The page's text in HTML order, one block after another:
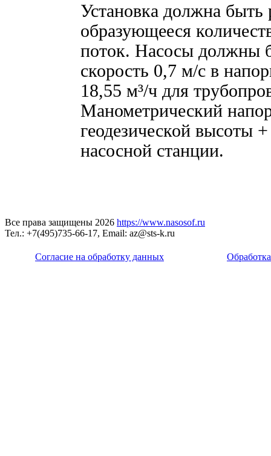
Установка должна быть
образующееся
поток. Насосы должны
скорость 0,7 м/с в
18,55 м³/ч для
Манометрический
геодезической высоты
насосной станции.
Все права защищены 2026 https://www.nasosof.ru
Тел.: +7(495)735-66-17, Email: az@sts-k.ru
Согласие на обработку данных